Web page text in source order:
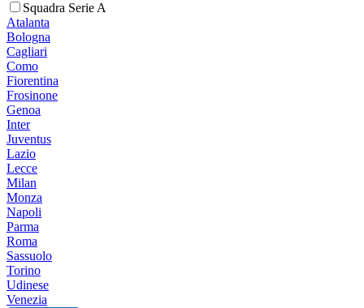
Squadra Serie A
Atalanta
Bologna
Cagliari
Como
Fiorentina
Frosinone
Genoa
Inter
Juventus
Lazio
Lecce
Milan
Monza
Napoli
Parma
Roma
Sassuolo
Torino
Udinese
Venezia